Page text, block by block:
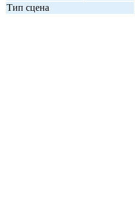
Тип сцена